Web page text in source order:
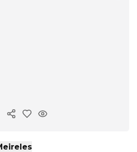
Copiar enlace